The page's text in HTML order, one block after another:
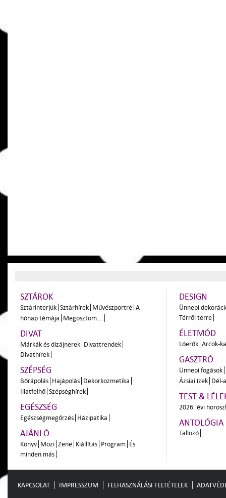
SZTÁROK
Sztárinterjúk Sztárhírek Művészportré A
hónap témája Megosztom...
DIVAT
Márkák és dizájnerek Divattrendek
Divathírek
SZÉPSÉG
Bőrápolás Hajápolás Dekorkozmetika
Illatfelhő Szépséghírek
EGÉSZSÉG
Egészségmegőrzés Házipatika
AJÁNLÓ
Könyv Mozi Zene Kiállítás Program És
minden más
DESIGN
Ünnepi
Térről térre
ÉLETMÓD
Lóerők Arcok-
GASZTRÓ
Ünnepi fogások
Ázsiai ízek Dél-
TEST &
2026. évi
ANTOLÓGIA
Tallozó
KAPCSOLAT IMPRESSZUM FELHASZNÁLÁSI FELTÉTELEK